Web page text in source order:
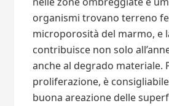
organismi trovano terreno
microporosità del marmo, e
contribuisce non solo
anche al degrado materiale.
proliferazione, è
buona areazione delle